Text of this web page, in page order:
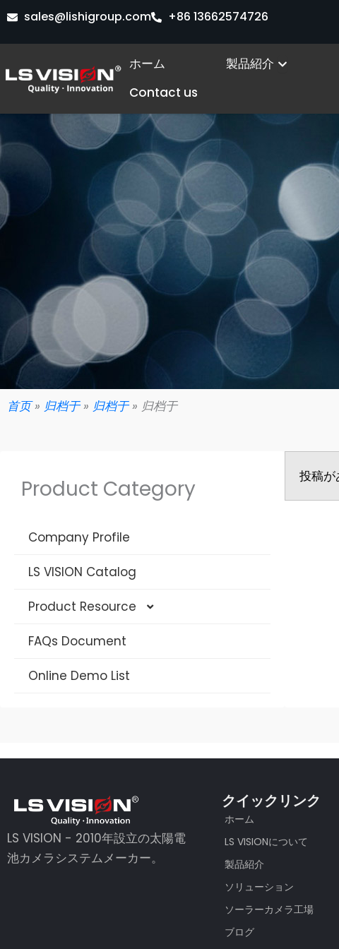
内
を
ス
sales@lishigroup.com +86 13662574726
ホーム 製品紹介 Open
Contact us
首页» 归档于» 归档于» 归档于
Product Category
Company Profile
LS VISION Catalog
Product Resource
4G Solar Datasheet
WIFI Solar Camera Datasheet
マルチレンズCCTVカメラ
Traffic Warning Devices
FAQs Document
Online Demo List
投稿が
LS VISION - 2010年設立の太陽電
池カメラシステムメーカー。
クイックリンク
ホーム
LS VISIONについて
製品紹介
ソリューション
ソーラーカメラ工場
ブログ